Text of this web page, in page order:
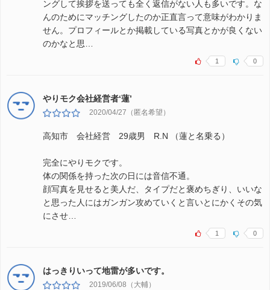
ングして挨拶を送っても全く返信がない人も多いです。な
んのためにマッチングしたのか正直言って意味がわかりま
せん。プロフィールとか掲載している写真とかが良くない
のかなと思…
1 0
やりモク会社経営者‘蓮’
2020/04/27（匿名希望）
高知市 会社経営 29歳男 R.N （蓮と名乗る）
完全にやりモクです。
体の関係を持った次の日には音信不通。
顔写真を見せると美人だ、タイプだと褒めちぎり、いいな
と思った人にはガンガン攻めていくと言いとにかくその気
にさせ…
1 0
はっきりいって地雷が多いです。
2019/06/08（大輔）